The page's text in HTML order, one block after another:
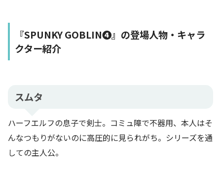
『SPUNKY GOBLIN❹』の登場人物・キャラ
クター紹介
スムタ
ハーフエルフの息子で剣士。コミュ障で不器用、本人はそ
んなつもりがないのに高圧的に見られがち。シリーズを通
しての主人公。